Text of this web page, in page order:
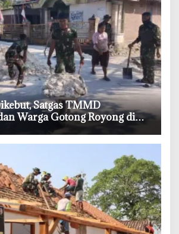
Satgas TMMD
Warga Gotong Royong di